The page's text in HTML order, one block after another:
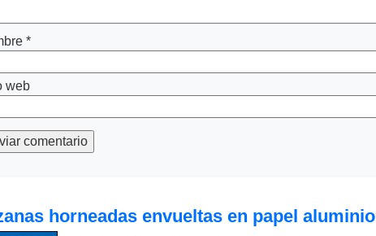
*
web
comentario
horneadas envueltas en papel aluminio